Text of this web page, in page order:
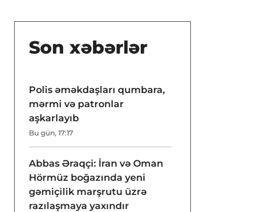
Son xəbərlər
Polis əməkdaşları qumbara,
mərmi və patronlar
aşkarlayıb
Bu gün, 17:17
Abbas Əraqçi: İran və Oman
Hörmüz boğazında yeni
gəmiçilik marşrutu üzrə
razılaşmaya yaxındır